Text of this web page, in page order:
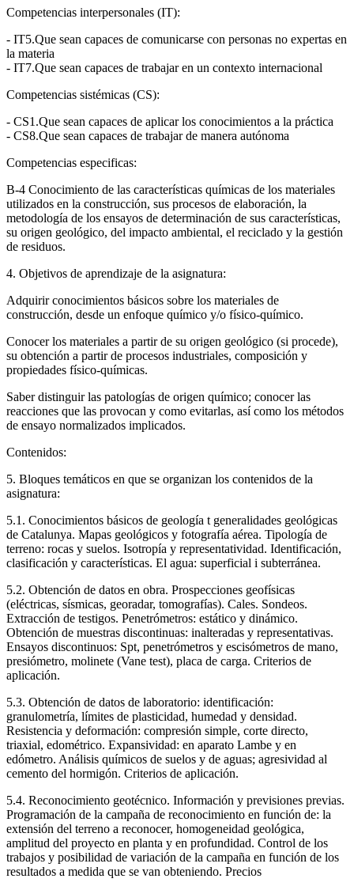
Competencias interpersonales (IT):
- IT5.Que sean capaces de comunicarse con personas no expertas en
la materia
- IT7.Que sean capaces de trabajar en un contexto internacional
Competencias sistémicas (CS):
- CS1.Que sean capaces de aplicar los conocimientos a la práctica
- CS8.Que sean capaces de trabajar de manera autónoma
Competencias especificas:
B-4 Conocimiento de las características químicas de los materiales
utilizados en la construcción, sus procesos de elaboración, la
metodología de los ensayos de determinación de sus características,
su origen geológico, del impacto ambiental, el reciclado y la gestión
de residuos.
4. Objetivos de aprendizaje de la asignatura:
Adquirir conocimientos básicos sobre los materiales de
construcción, desde un enfoque químico y/o físico-químico.
Conocer los materiales a partir de su origen geológico (si procede),
su obtención a partir de procesos industriales, composición y
propiedades físico-químicas.
Saber distinguir las patologías de origen químico; conocer las
reacciones que las provocan y como evitarlas, así como los métodos
de ensayo normalizados implicados.
Contenidos:
5. Bloques temáticos en que se organizan los contenidos de la
asignatura:
5.1. Conocimientos básicos de geología t generalidades geológicas
de Catalunya. Mapas geológicos y fotografía aérea. Tipología de
terreno: rocas y suelos. Isotropía y representatividad. Identificación,
clasificación y características. El agua: superficial i subterránea.
5.2. Obtención de datos en obra. Prospecciones geofísicas
(eléctricas, sísmicas, georadar, tomografías). Cales. Sondeos.
Extracción de testigos. Penetrómetros: estático y dinámico.
Obtención de muestras discontinuas: inalteradas y representativas.
Ensayos discontinuos: Spt, penetrómetros y escisómetros de mano,
presiómetro, molinete (Vane test), placa de carga. Criterios de
aplicación.
5.3. Obtención de datos de laboratorio: identificación:
granulometría, límites de plasticidad, humedad y densidad.
Resistencia y deformación: compresión simple, corte directo,
triaxial, edométrico. Expansividad: en aparato Lambe y en
edómetro. Análisis químicos de suelos y de aguas; agresividad al
cemento del hormigón. Criterios de aplicación.
5.4. Reconocimiento geotécnico. Información y previsiones previas.
Programación de la campaña de reconocimiento en función de: la
extensión del terreno a reconocer, homogeneidad geológica,
amplitud del proyecto en planta y en profundidad. Control de los
trabajos y posibilidad de variación de la campaña en función de los
resultados a medida que se van obteniendo. Precios